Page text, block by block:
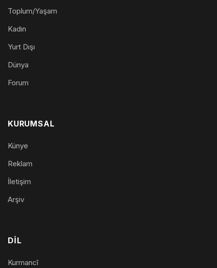
Toplum/Yaşam
Kadın
Yurt Dışı
Dünya
Forum
KURUMSAL
Künye
Reklam
İletişim
Arşiv
DIL
Kurmancî